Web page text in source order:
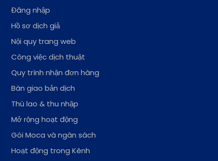
Đăng nhập
Hồ sơ dịch giả
Nội quy trang web
Công việc dịch thuật
Quy trình nhận đơn hàng
Bàn giao bản dịch
Thù lao & thu nhập
Mở rộng hoạt động
Gói Moca và ngân sách
Hoạt động trong Kênh